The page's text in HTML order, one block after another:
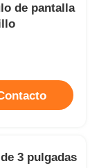
de pantalla
3 pulgadas